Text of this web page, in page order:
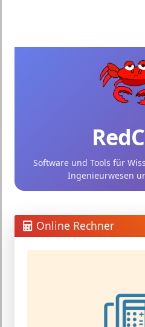
Software und Tools für
Ingenieurwesen
Online Rechner